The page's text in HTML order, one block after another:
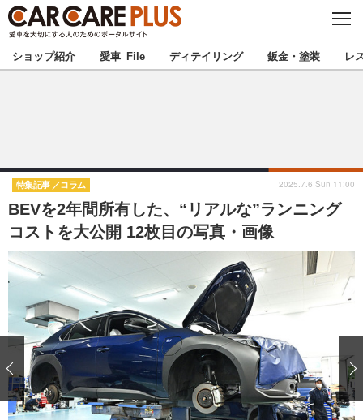
C
S
E
★カーケアプラス認定★ 厳選プロショップを地域から探す
甲信越 北陸
東海 関西
中国 四国
九州 沖縄
注目の記事
ショップレポート 愛車 File
自動車豆知識 ストップ！不具合修理＆粗悪修理
ディテイリング
ディテイリング 洗車
鈑金・塗装
ショップ紹介 愛車 File ディテイリング 鈑金・塗装 レ
BEVを2年間所有した、“リアルな”ランニング
コストを大公開 12枚目の写真・画像
特集記事 コラム 2025.7.6 Sun 11:00